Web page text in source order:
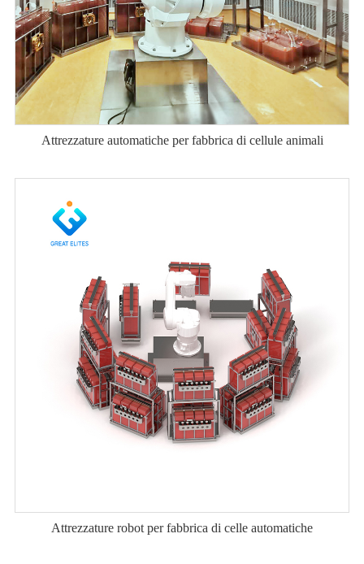
Attrezzature automatiche per fabbrica di cellule animali
Attrezzature robot per fabbrica di celle automatiche